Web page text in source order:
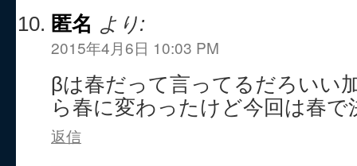
匿名 より:
2015年4月6日 10:03 PM
βは春だって言ってるだろいい
ら春に変わったけど今回は春で
返信